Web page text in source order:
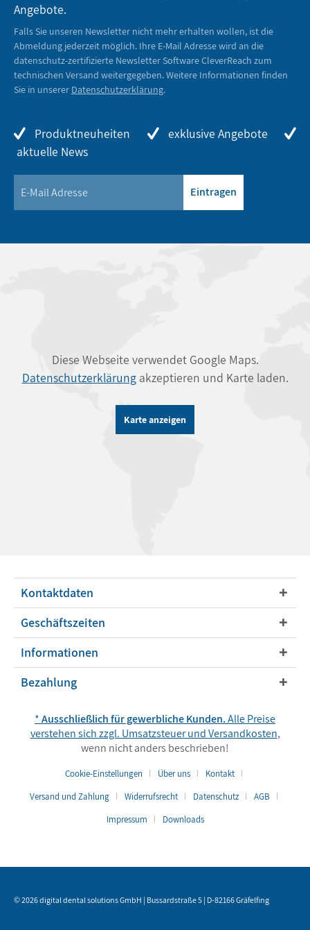
Angebote.
Falls Sie unseren Newsletter nicht mehr erhalten wollen, ist die
Abmeldung jederzeit möglich. Ihre E-Mail Adresse wird an die
datenschutz-zertifizierte Newsletter Software CleverReach zum
technischen Versand weitergegeben. Weitere Informationen finden
Sie in unserer Datenschutzerklärung.
Produktneuheiten
exklusive Angebote
aktuelle News
Eintragen
Diese Webseite verwendet Google Maps.
Datenschutzerklärungakzeptieren und Karte laden.
Karte anzeigen
Kontaktdaten
Geschäftszeiten
Informationen
Bezahlung
*Ausschließlich für gewerbliche Kunden.Alle Preise
verstehen sich zzgl. Umsatzsteuer undVersandkosten,
wenn nicht anders beschrieben!
Cookie-Einstellungen Über uns
Kontakt
Versand und Zahlung
Widerrufsrecht Datenschutz
AGB
Impressum
Downloads
© 2026 digital dental solutions GmbH | Bussardstraße 5 | D-82166 Gräfelfing